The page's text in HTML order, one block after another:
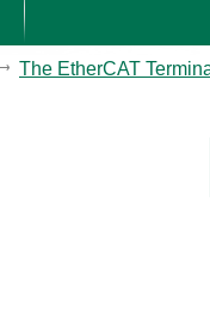
The EtherCAT